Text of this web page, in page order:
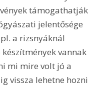
támogathatják
jelentősége
a rizsnyáknál
vannak
mi mire volt jó a
vissza lehetne hozni